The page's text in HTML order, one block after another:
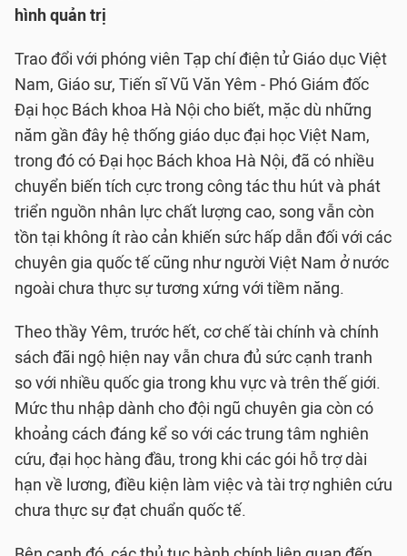
hình quản trị
Trao đổi với phóng viên Tạp chí điện tử Giáo dục Việt
Nam, Giáo sư, Tiến sĩ Vũ Văn Yêm - Phó Giám đốc
Đại học Bách khoa Hà Nội cho biết, mặc dù những
năm gần đây hệ thống giáo dục đại học Việt Nam,
trong đó có Đại học Bách khoa Hà Nội, đã có nhiều
chuyển biến tích cực trong công tác thu hút và phát
triển nguồn nhân lực chất lượng cao, song vẫn còn
tồn tại không ít rào cản khiến sức hấp dẫn đối với các
chuyên gia quốc tế cũng như người Việt Nam ở nước
ngoài chưa thực sự tương xứng với tiềm năng.
Theo thầy Yêm, trước hết, cơ chế tài chính và chính
sách đãi ngộ hiện nay vẫn chưa đủ sức cạnh tranh
so với nhiều quốc gia trong khu vực và trên thế giới.
Mức thu nhập dành cho đội ngũ chuyên gia còn có
khoảng cách đáng kể so với các trung tâm nghiên
cứu, đại học hàng đầu, trong khi các gói hỗ trợ dài
hạn về lương, điều kiện làm việc và tài trợ nghiên cứu
chưa thực sự đạt chuẩn quốc tế.